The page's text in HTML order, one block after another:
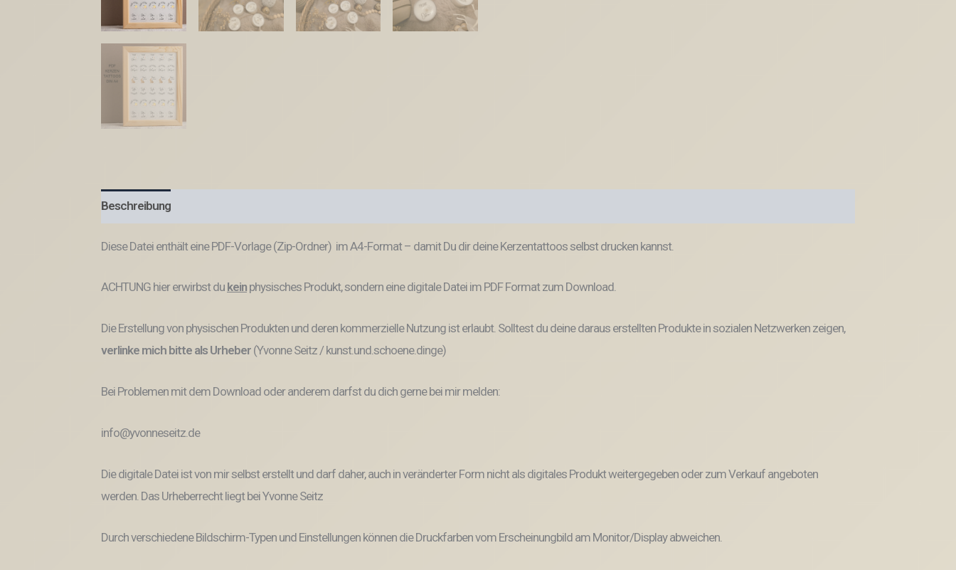
Beschreibung
Diese Datei enthält eine PDF-Vorlage (Zip-Ordner) im A4-Format – damit Du dir deine Kerzentattoos selbst drucken kannst.
ACHTUNG hier erwirbst du kein physisches Produkt, sondern eine digitale Datei im PDF Format zum Download.
Die Erstellung von physischen Produkten und deren kommerzielle Nutzung ist erlaubt. Solltest du deine daraus erstellten Produkte in sozialen Netzwerken zeigen,
verlinke mich bitte als Urheber (Yvonne Seitz / kunst.und.schoene.dinge)
Bei Problemen mit dem Download oder anderem darfst du dich gerne bei mir melden:
info@yvonneseitz.de
Die digitale Datei ist von mir selbst erstellt und darf daher, auch in veränderter Form nicht als digitales Produkt weitergegeben oder zum Verkauf angeboten
werden. Das Urheberrecht liegt bei Yvonne Seitz
Durch verschiedene Bildschirm-Typen und Einstellungen können die Druckfarben vom Erscheinungbild am Monitor/Display abweichen.